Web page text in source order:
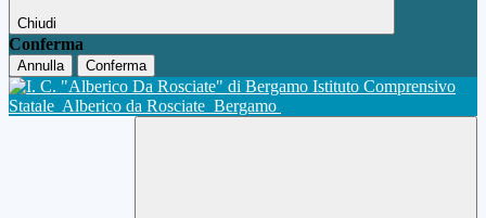
Chiudi
Conferma
Annulla Conferma
Istituto Comprensivo
Statale Alberico da Rosciate Bergamo